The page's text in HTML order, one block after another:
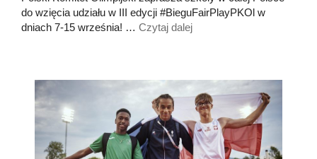
do wzięcia udziału w III edycji #BieguFairPlayPKOl w
dniach 7-15 września! … Czytaj dalej